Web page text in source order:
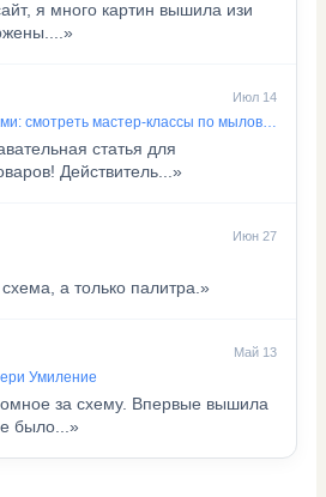
я много картин вышила изи
Июл 14
смотреть мастер-классы по мыловарению
статья для
Действитель...»
Июн 27
а только палитра.»
Май 13
Умиление
за схему. Впервые вышила
было...»